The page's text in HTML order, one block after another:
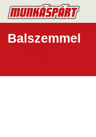
Balszemmel